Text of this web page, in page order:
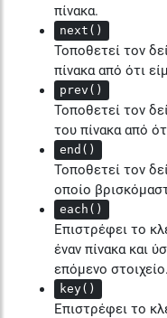
πίνακα.
next()
Τοποθετεί τον
πίνακα από ότι
prev()
Τοποθετεί τον
του πίνακα από
end()
Τοποθετεί τον
οποίο
each()
Επιστρέφει το
έναν πίνακα και
επόμενο στοιχείο.
key()
Επιστρέφει το